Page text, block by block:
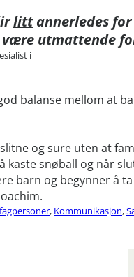
litt annerledes
være utmattende
i
balanse mellom at
og sure uten at
kaste snøball og når
barn og begynner å
, Kommunikasjon,